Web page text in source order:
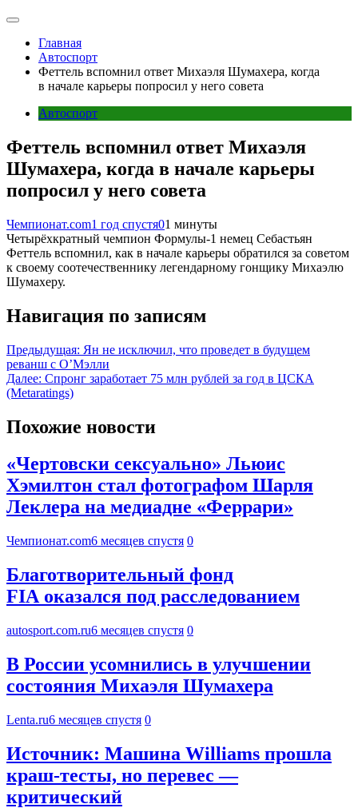
Главная
Автоспорт
Феттель вспомнил ответ Михаэля Шумахера, когда
в начале карьеры попросил у него совета
Автоспорт
Феттель вспомнил ответ Михаэля
Шумахера, когда в начале карьеры
попросил у него совета
Чемпионат.com1 год спустя01 минуты
Четырёхкратный чемпион Формулы-1 немец Себастьян
Феттель вспомнил, как в начале карьеры обратился за советом
к своему соотечественнику легендарному гонщику Михаэлю
Шумахеру.
Навигация по записям
Предыдущая: Ян не исключил, что проведет в будущем
реванш с О’Мэлли
Далее: Спронг заработает 75 млн рублей за год в ЦСКА
(Metaratings)
Похожие новости
«Чертовски сексуально» Льюис
Хэмилтон стал фотографом Шарля
Леклера на медиадне «Феррари»
Чемпионат.com6 месяцев спустя 0
Благотворительный фонд
FIA оказался под расследованием
autosport.com.ru6 месяцев спустя 0
В России усомнились в улучшении
состояния Михаэля Шумахера
Lenta.ru6 месяцев спустя 0
Источник: Машина Williams прошла
краш-тесты, но перевес —
критический